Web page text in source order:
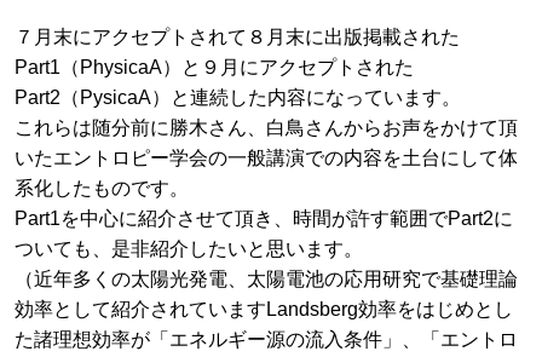
７月末にアクセプトされて８月末に出版掲載された
Part1（PhysicaA）と９月にアクセプトされた
Part2（PysicaA）と連続した内容になっています。
これらは随分前に勝木さん、白鳥さんからお声をかけて頂
いたエントロピー学会の一般講演での内容を土台にして体
系化したものです。
Part1を中心に紹介させて頂き、時間が許す範囲でPart2に
ついても、是非紹介したいと思います。
（近年多くの太陽光発電、太陽電池の応用研究で基礎理論
効率として紹介されていますLandsberg効率をはじめとし
た諸理想効率が「エネルギー源の流入条件」、「エントロ